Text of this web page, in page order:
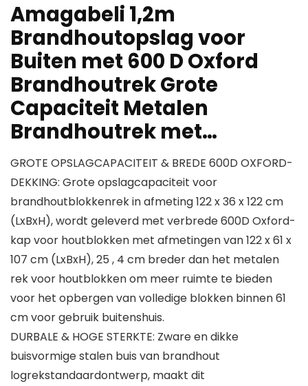
Amagabeli 1,2m
Brandhoutopslag voor
Buiten met 600 D Oxford
Brandhoutrek Grote
Capaciteit Metalen
Brandhoutrek met…
GROTE OPSLAGCAPACITEIT & BREDE 600D OXFORD-
DEKKING: Grote opslagcapaciteit voor
brandhoutblokkenrek in afmeting 122 x 36 x 122 cm
(LxBxH), wordt geleverd met verbrede 600D Oxford-
kap voor houtblokken met afmetingen van 122 x 61 x
107 cm (LxBxH), 25 , 4 cm breder dan het metalen
rek voor houtblokken om meer ruimte te bieden
voor het opbergen van volledige blokken binnen 61
cm voor gebruik buitenshuis.
DURBALE & HOGE STERKTE: Zware en dikke
buisvormige stalen buis van brandhout
logrekstandaardontwerp, maakt dit